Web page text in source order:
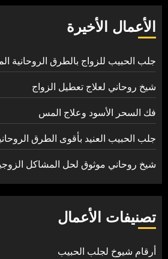
الأعمال الأخيرة
جلب الحبيب للزواج بالطرق الروحانية
شيخ روحاني لعلاج تعطيل الزواج
فك السحر الأسود وعلاج المس
جلب الحبيب العنيد بأقوى الطرق
شيخ روحاني موثوق لحل المشاكل
تصنيفات الأعمال
أرقام شيوخ لجلب الحبيب